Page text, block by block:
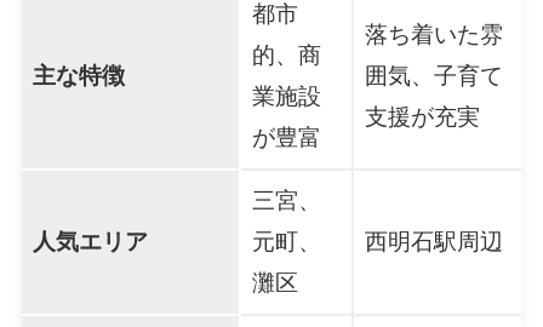
主な特徴
都市
的、商
業施設
が豊富
落ち着いた雰
囲気、子育て
支援が充実
人気エリア
三宮、
元町、
灘区
西明石駅周辺